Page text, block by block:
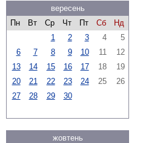
вересень
Пн
Вт Ср Чт Пт Сб
Нд
1
2 3 4
5
6
7 8 9 10 11
12
13
14 15 16 17 18
19
20
21 22 23 24 25
26
27
28 29 30
жовтень